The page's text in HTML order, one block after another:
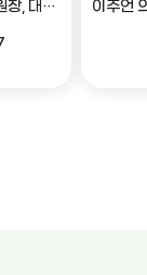
박용걸 예산결산특별위원장, 대공원로 확장공사 현안점검 간담회